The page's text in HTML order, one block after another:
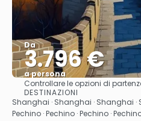
Da
3.796 €
a persona
Controllare le opzioni di
DESTINAZIONI
Shanghai · Shanghai · Shanghai ·
Pechino · Pechino · Pechino ·